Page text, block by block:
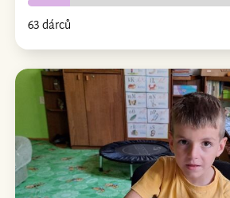
63 dárců